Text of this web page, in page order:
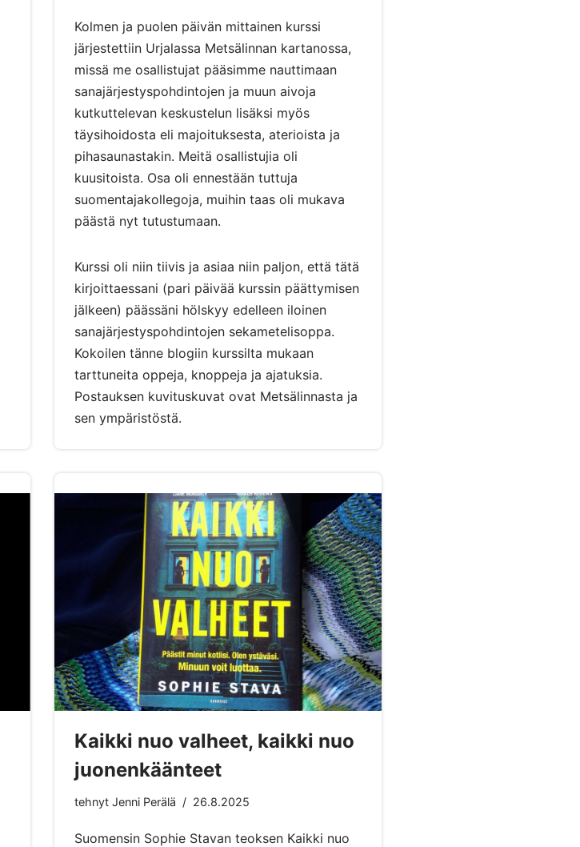
Kolmen ja puolen päivän mittainen kurssi
järjestettiin Urjalassa Metsälinnan kartanossa,
missä me osallistujat pääsimme nauttimaan
sanajärjestyspohdintojen ja muun aivoja
kutkuttelevan keskustelun lisäksi myös
täysihoidosta eli majoituksesta, aterioista ja
pihasaunastakin. Meitä osallistujia oli
kuusitoista. Osa oli ennestään tuttuja
suomentajakollegoja, muihin taas oli mukava
päästä nyt tutustumaan.
Kurssi oli niin tiivis ja asiaa niin paljon, että tätä
kirjoittaessani (pari päivää kurssin päättymisen
jälkeen) päässäni hölskyy edelleen iloinen
sanajärjestyspohdintojen sekametelisoppa.
Kokoilen tänne blogiin kurssilta mukaan
tarttuneita oppeja, knoppeja ja ajatuksia.
Postauksen kuvituskuvat ovat Metsälinnasta ja
sen ympäristöstä.
Kaikki nuo valheet, kaikki nuo
juonenkäänteet
tehnyt Jenni Perälä 26.8.2025
Suomensin Sophie Stavan teoksen Kaikki nuo